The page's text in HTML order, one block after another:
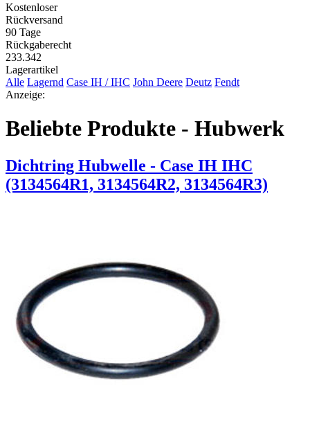
Kostenloser
Rückversand
90 Tage
Rückgaberecht
233.342
Lagerartikel
Alle Lagernd Case IH / IHC John Deere Deutz Fendt
Anzeige:
Beliebte Produkte - Hubwerk
Dichtring Hubwelle - Case IH IHC
(3134564R1, 3134564R2, 3134564R3)